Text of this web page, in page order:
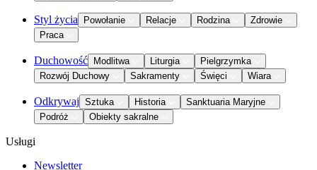
Styl życia Powołanie Relacje Rodzina
Zdrowie
Praca
Duchowość Modlitwa Liturgia
Pielgrzymka
Rozwój Duchowy
Sakramenty Święci Wiara
Odkrywaj Sztuka Historia
Sanktuaria Maryjne
Podróż
Obiekty sakralne
Usługi
Newsletter